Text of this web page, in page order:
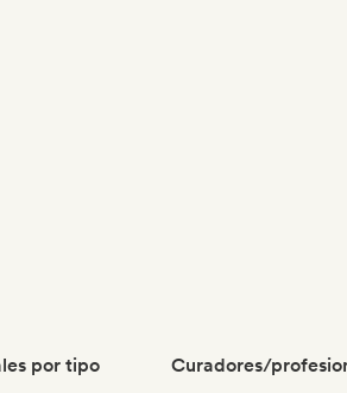
por tipo Curadores/